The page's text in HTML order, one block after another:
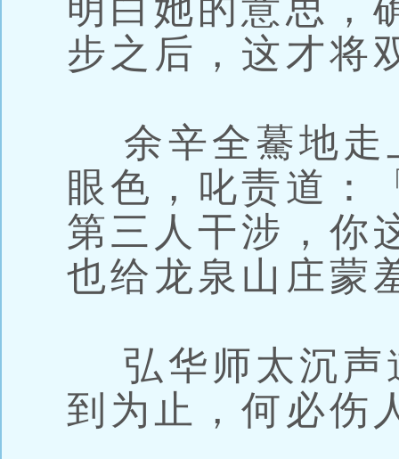
明白她的意思，
步之后，这才将
余辛全驀地走
眼色，叱责道：
第三人干涉，你
也给龙泉山庄蒙
弘华师太沉声
到为止，何必伤